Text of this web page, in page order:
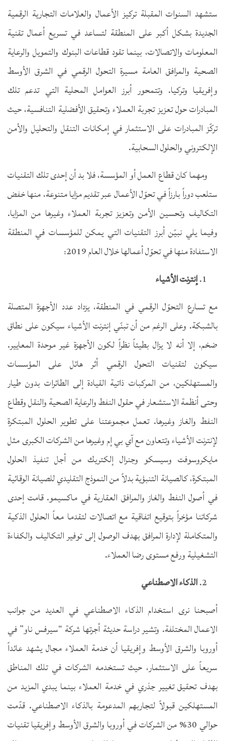
ستشهد السنوات المقبلة تركيز الأعمال والعلامات التجارية الرقمية
الجديدة بشكل أكبر على المنطقة لتساعد في تسريع أعمال تقنية
المعلومات والاتصالات، بينما تقود قطاعات البنوك والتمويل والرعاية
الصحية والمرافق العامة مسيرة التحول الرقمي في الشرق الأوسط
وإفريقيا وتركيا. وتتمحور أبرز العوامل المحلية التي تدعم تلك
المبادرات حول تعزيز تجربة العملاء وتحقيق الأفضلية التنافسية، حيث
تركّز المبادرات على الاستثمار في إمكانات التنقل والتحليل والأمن
الإلكتروني والحلول السحابية.
ومهما كان قطاع العمل أو المؤسسة، فلا بد أن إحدى تلك التقنيات
ستلعب دوراً بارزاً في تحوّل الأعمال عبر تقديم مزايا متنوعة، منها خفض
التكاليف وتحسين الأمن وتعزيز تجربة العملاء وغيرها من المزايا.
وفيما يلي نبيّن أبرز التقنيات التي يمكن للمؤسسات في المنطقة
الاستفادة منها في تحوّل أعمالها خلال العام 2019:
إنترنت الأشياء
مع تسارع التحوّل الرقمي في المنطقة، يزداد عدد الأجهزة المتصلة
بالشبكة. وعلى الرغم من أن تبنّي إنترنت الأشياء سيكون على نطاق
ضخم، إلا أنه لا يزال بطيئاً نظراً لكون الأجهزة غير موحدة المعايير.
سيكون لتقنيات التحول الرقمي أثر هائل على المؤسسات
والمستهلكين، من المركبات ذاتية القيادة إلى الطائرات بدون طيار
وحتى أنظمة الاستشعار في حقول النفط والرعاية الصحية والنقل وقطاع
النفط والغاز وغيرها. تعمل مجموعتنا على تطوير الحلول المبتكرة
لإنترنت الأشياء وتتعاون مع آي بي إم وغيرها من الشركات الكبرى مثل
مايكروسوفت وسيسكو وجنرال إلكتريك من أجل تنفيذ الحلول
المبتكرة، كالصيانة التنبؤية بدلاً من النموذج التقليدي للصيانة الوقائية
في أصول النفط والغاز والمرافق العقارية في ماكسيمو. قامت إحدى
شركاتنا مؤخراً بتوقيع اتفاقية مع اتصالات لتقدما معاً الحلول الذكية
والمتكاملة لإدارة المرافق بهدف الوصول إلى توفير التكاليف والكفاءة
التشغيلية ورفع مستوى رضا العملاء.
الذكاء الاصطناعي
أصبحنا نرى استخدام الذكاء الاصطناعي في العديد من جوانب
الاعمال المختلفة. وتشير دراسة حديثة أجرتها شركة “سيرفس ناو” في
أوروبا والشرق الأوسط وإفريقيا أن خدمة العملاء مجال يشهد عائداً
سريعاً على الاستثمار، حيث تستخدمه الشركات في تلك المناطق
بهدف تحقيق تغيير جذري في خدمة العملاء بينما يبدي المزيد من
المستهلكين قبولاً لتجاربهم المدعومة بالذكاء الاصطناعي. قدّمت
حوالي 30% من الشركات في أوروبا والشرق الأوسط وإفريقيا تقنيات